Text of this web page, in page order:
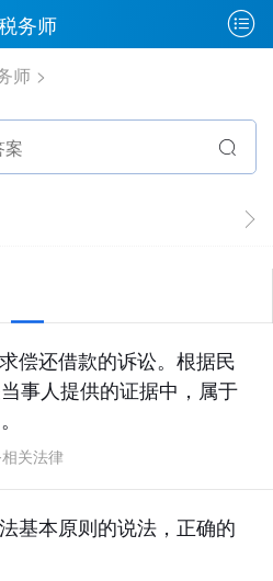
务师
师
偿还借款的诉讼。根据民
事人提供的证据中，属于
关法律
基本原则的说法，正确的